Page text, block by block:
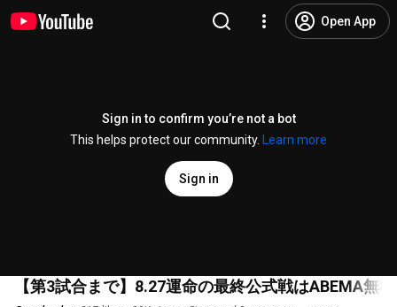
Open App
Sign in to confirm you’re not a bot
This helps protect our community.
Learn more
Sign in
【第3試合まで】8.27運命の最終公式戦はABEMA